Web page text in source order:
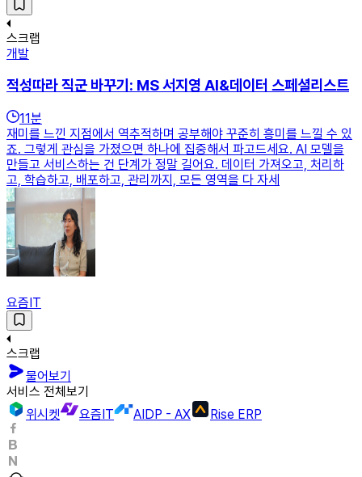
스크랩
개발
적성따라 직군 바꾸기: MS 서지영 AI&데이터 스페셜리스트
11분
재미를 느낀 지점에서 역추적하며 공부해야 꾸준히 흥미를 느낄 수 있
죠. 그렇게 관심을 가졌으면 하나에 집중해서 파고드세요. AI 모델을
만들고 서비스하는 건 단계가 정말 길어요. 데이터 가져오고, 처리하
고, 학습하고, 배포하고, 관리까지, 모든 영역을 다 자세
요즘IT
스크랩
물어보기
서비스 전체보기
위시켓
요즘IT AIDP - AX Rise ERP